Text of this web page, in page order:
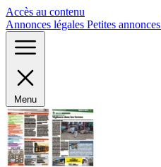
Accès au contenu
Annonces légales Petites annonces
Menu
Panneau de gestion des cookies